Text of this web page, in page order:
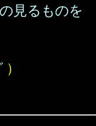
見るものを
）